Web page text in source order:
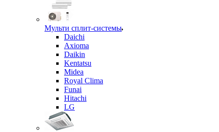
Мульти сплит-системы
Daichi
Axioma
Daikin
Kentatsu
Midea
Royal Clima
Funai
Hitachi
LG